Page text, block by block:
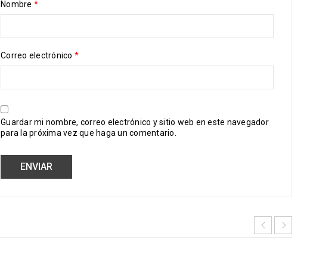
Nombre *
Correo electrónico *
Guardar mi nombre, correo electrónico y sitio web en este navegador
para la próxima vez que haga un comentario.